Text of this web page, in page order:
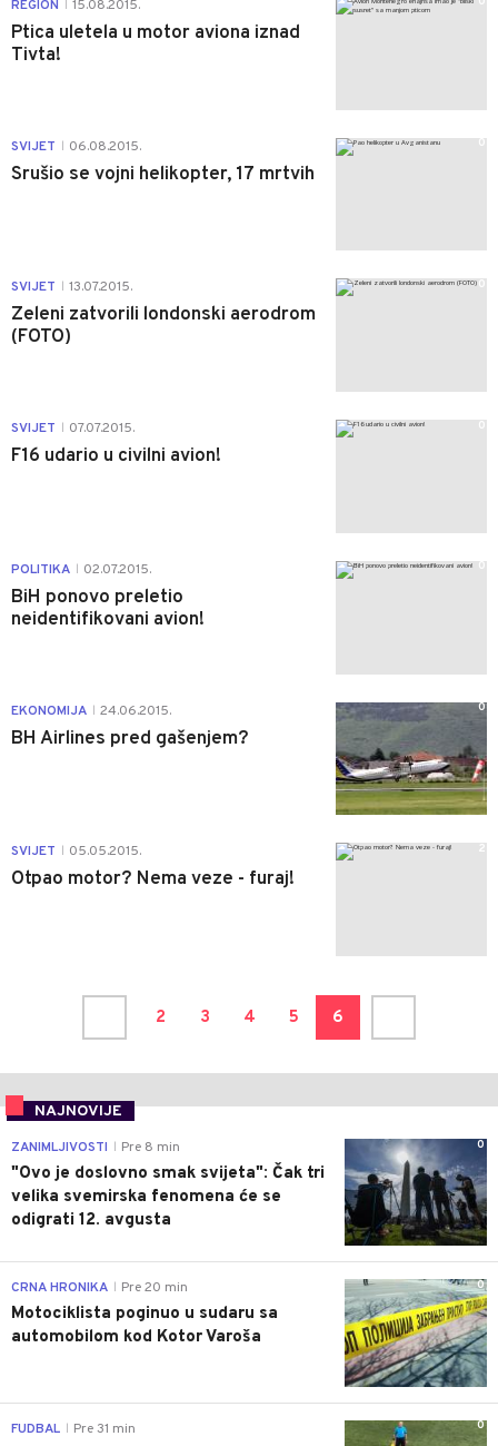
REGION 15.08.2015.
Ptica uletela u motor aviona iznad
Tivta!
SVIJET 06.08.2015.
Srušio se vojni helikopter, 17 mrtvih
0
SVIJET 13.07.2015.
Zeleni zatvorili londonski aerodrom
(FOTO)
0
SVIJET 07.07.2015.
F16 udario u civilni avion!
0
POLITIKA 02.07.2015.
BiH ponovo preletio
neidentifikovani avion!
0
EKONOMIJA 24.06.2015.
BH Airlines pred gašenjem?
0
SVIJET 05.05.2015.
Otpao motor? Nema veze - furaj!
2
2 3 4 5 6
NAJNOVIJE
0
ZANIMLJIVOSTI Pre 8 min
"Ovo je doslovno smak svijeta": Čak tri
velika svemirska fenomena će se
odigrati 12. avgusta
0
CRNA HRONIKA Pre 20 min
Motociklista poginuo u sudaru sa
automobilom kod Kotor Varoša
0
FUDBAL Pre 31 min